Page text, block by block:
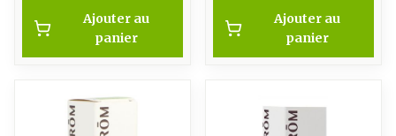
Ajouter au
panier
Ajouter au
panier